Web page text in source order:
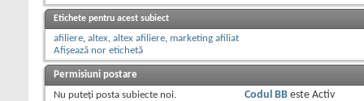
Etichete pentru acest subiect
afiliere, altex, altex afiliere, marketing afiliat
Afișează nor etichetă
Permisiuni postare
Nu puteţi posta subiecte noi.
Codul BBeste Activ